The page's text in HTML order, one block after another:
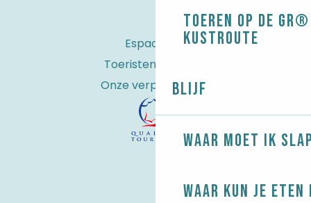
Toeren op de
kustroute
Blijf
Waar moet ik
Waar kun je eten
Espace Pro
Toeristenbelasting
Onze verplichtingen